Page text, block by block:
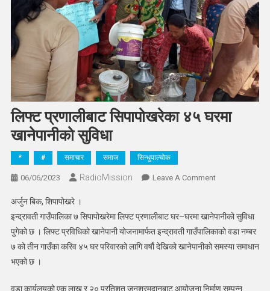
लिफ्ट प्रणालीबाट सिपापोखरेका ४५ घरमा
खानेपानीको सुविधा
* # समाचार समाज सिन्धुपाल्चोक
06/06/2023 RadioMission Leave A CommentOn
सिपापोखरेका
४५
घरमा
अर्जुन बिक, शिपापोखरे ।
इन्द्रावती गाउँपालिका ७ सिपापोखरेमा लिफ्ट प्रणालीबाट घर–घरमा खानेपानीको सुविधा
पुगेको छ । लिफ्ट प्रविधिको खानेपानी योजनामार्फत इन्द्रावती गाउँपालिकाको वडा नम्बर
७ को तीन गाउँका करिव ४५ घर परिवारको लागि वर्षौ देखिको खानेपानीको समस्या समाधान
भएको छ ।
वडा कार्यलयको एक लाख र २० प्रतिशत जनश्रमदानबाट आयोजना निर्माण सम्पन्न